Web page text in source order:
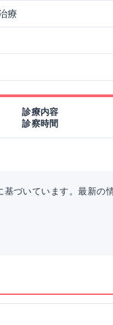
療
診療内容
診察時間
づいています。最新の